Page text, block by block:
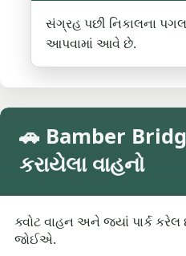
સંગ્રહ પછી નિકાલના
આપવામાં આવે છે.
🚗 Bamber
કરાયેલા વાહનો
ક્વોટ વાહન અને જ્યાં પાર્ક કરેલ
જોઈએ.